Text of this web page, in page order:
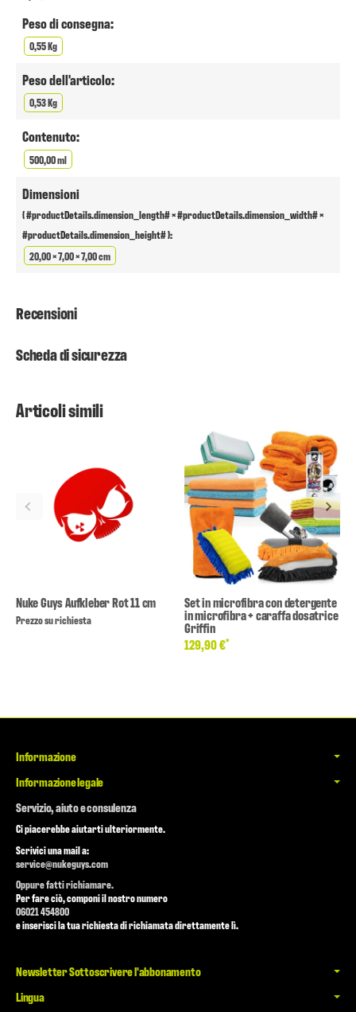
Peso di consegna:
0,55 Kg
Peso dell'articolo:
0,53 Kg
Contenuto:
500,00 ml
Dimensioni
( #productDetails.dimension_length# × #productDetails.dimension_width# ×
#productDetails.dimension_height# ):
20,00 × 7,00 × 7,00 cm
Recensioni
Scheda di sicurezza
Articoli simili
Nuke Guys Aufkleber Rot 11 cm
Prezzo su richiesta
Set in microfibra con detergente
in microfibra + caraffa dosatrice
Griffin
129,90 €*
Informazione
Informazione legale
Servizio, aiuto e consulenza
Ci piacerebbe aiutarti ulteriormente.
Scrivici una mail a:
service@nukeguys.com
Oppure fatti richiamare.
Per fare ciò, componi il nostro numero
06021 454800
e inserisci la tua richiesta di richiamata direttamente lì.
Newsletter Sottoscrivere l'abbonamento
Lingua